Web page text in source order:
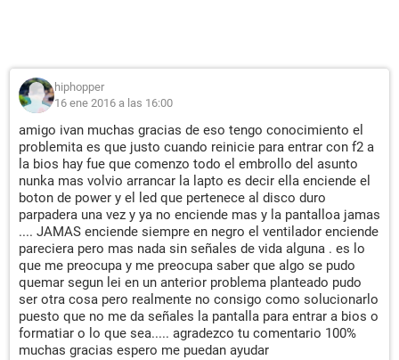
hiphopper
16 ene 2016 a las 16:00
amigo ivan muchas gracias de eso tengo conocimiento el
problemita es que justo cuando reinicie para entrar con f2 a
la bios hay fue que comenzo todo el embrollo del asunto
nunka mas volvio arrancar la lapto es decir ella enciende el
boton de power y el led que pertenece al disco duro
parpadera una vez y ya no enciende mas y la pantalloa jamas
.... JAMAS enciende siempre en negro el ventilador enciende
pareciera pero mas nada sin señales de vida alguna . es lo
que me preocupa y me preocupa saber que algo se pudo
quemar segun lei en un anterior problema planteado pudo
ser otra cosa pero realmente no consigo como solucionarlo
puesto que no me da señales la pantalla para entrar a bios o
formatiar o lo que sea..... agradezco tu comentario 100%
muchas gracias espero me puedan ayudar